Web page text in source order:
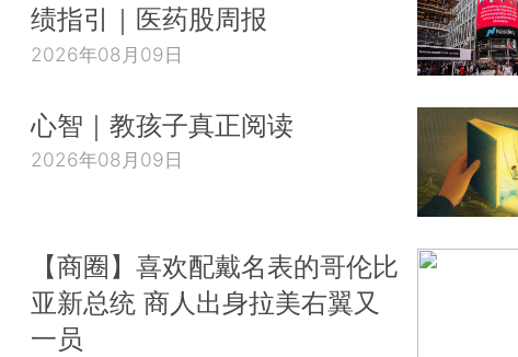
绩指引｜医药股周报
2026年08月09日
心智｜教孩子真正阅读
2026年08月09日
【商圈】喜欢配戴名表的哥伦比
亚新总统 商人出身拉美右翼又
一员